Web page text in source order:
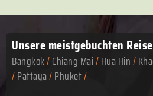
Unsere meistgebuchten
Bangkok/Chiang Mai/Hua Hin/
/Pattaya/Phuket/